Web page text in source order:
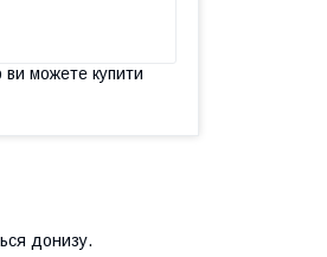
ви можете купити
донизу.